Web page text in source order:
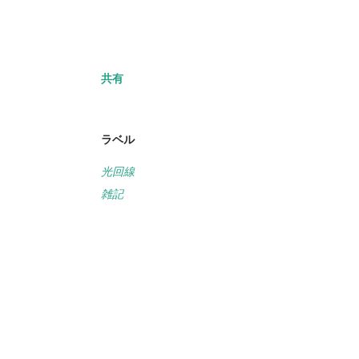
共有
ラベル
光回線
雑記